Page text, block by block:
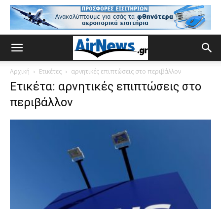
Αρχική Ετικέτες αρνητικές επιπτώσεις στο περιβάλλον
Ετικέτα: αρνητικές επιπτώσεις στο
περιβάλλον